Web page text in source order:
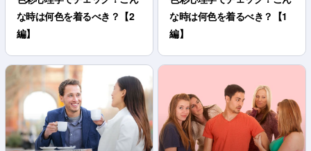
な時は何色を着るべき？【2
編】
な時は何色を着るべき？【1
編】